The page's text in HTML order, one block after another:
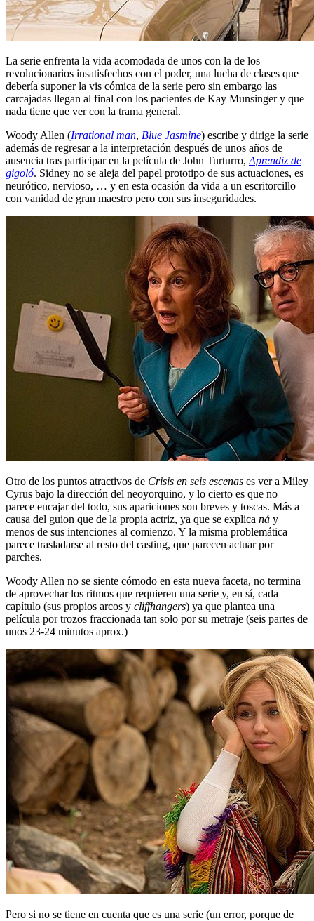
La serie enfrenta la vida acomodada de unos con la de los
revolucionarios insatisfechos con el poder, una lucha de clases que
debería suponer la vis cómica de la serie pero sin embargo las
carcajadas llegan al final con los pacientes de Kay Munsinger y que
nada tiene que ver con la trama general.
Woody Allen (Irrational man, Blue Jasmine) escribe y dirige la serie
además de regresar a la interpretación después de unos años de
ausencia tras participar en la película de John Turturro, Aprendiz de
gigoló. Sidney no se aleja del papel prototipo de sus actuaciones, es
neurótico, nervioso, … y en esta ocasión da vida a un escritorcillo
con vanidad de gran maestro pero con sus inseguridades.
Otro de los puntos atractivos de Crisis en seis escenas es ver a Miley
Cyrus bajo la dirección del neoyorquino, y lo cierto es que no
parece encajar del todo, sus apariciones son breves y toscas. Más a
causa del guion que de la propia actriz, ya que se explica ná y
menos de sus intenciones al comienzo. Y la misma problemática
parece trasladarse al resto del casting, que parecen actuar por
parches.
Woody Allen no se siente cómodo en esta nueva faceta, no termina
de aprovechar los ritmos que requieren una serie y, en sí, cada
capítulo (sus propios arcos y cliffhangers) ya que plantea una
película por trozos fraccionada tan solo por su metraje (seis partes de
unos 23-24 minutos aprox.)
Pero si no se tiene en cuenta que es una serie (un error, porque de